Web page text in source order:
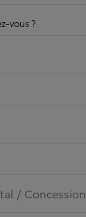
vous ?
/ Concession